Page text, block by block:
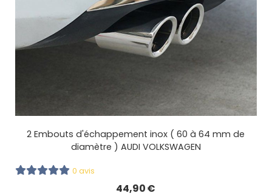
2 Embouts d'échappement inox ( 60 à 64 mm de
diamètre ) AUDI VOLKSWAGEN
0 avis
44,90€